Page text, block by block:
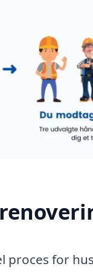
proces for